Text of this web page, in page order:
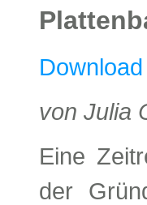
von Julia
Eine
der